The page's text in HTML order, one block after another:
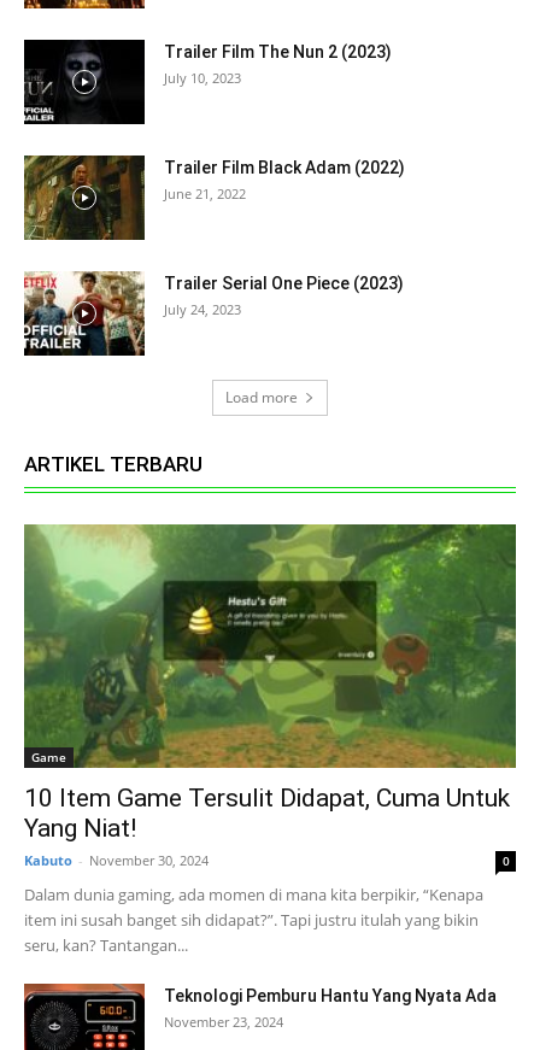
Trailer Film The Nun 2 (2023)
July 10, 2023
Trailer Film Black Adam (2022)
June 21, 2022
Trailer Serial One Piece (2023)
July 24, 2023
Load more
ARTIKEL TERBARU
Game
10 Item Game Tersulit Didapat, Cuma Untuk
Yang Niat!
Kabuto - November 30, 2024 0
Dalam dunia gaming, ada momen di mana kita berpikir, “Kenapa
item ini susah banget sih didapat?”. Tapi justru itulah yang bikin
seru, kan? Tantangan...
Teknologi Pemburu Hantu Yang Nyata Ada
November 23, 2024